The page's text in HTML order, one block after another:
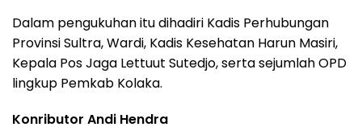
Dalam pengukuhan itu dihadiri Kadis Perhubungan
Provinsi Sultra, Wardi, Kadis Kesehatan Harun Masiri,
Kepala Pos Jaga Lettuut Sutedjo, serta sejumlah OPD
lingkup Pemkab Kolaka.
Konributor Andi Hendra